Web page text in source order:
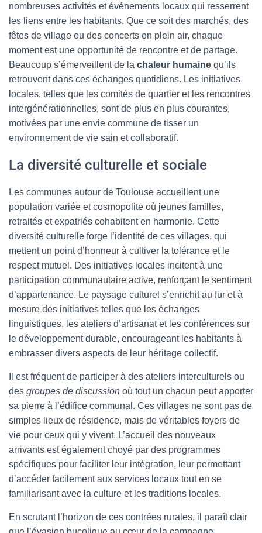
nombreuses activités et événements locaux qui resserrent
les liens entre les habitants. Que ce soit des marchés, des
fêtes de village ou des concerts en plein air, chaque
moment est une opportunité de rencontre et de partage.
Beaucoup s’émerveillent de la chaleur humaine qu’ils
retrouvent dans ces échanges quotidiens. Les initiatives
locales, telles que les comités de quartier et les rencontres
intergénérationnelles, sont de plus en plus courantes,
motivées par une envie commune de tisser un
environnement de vie sain et collaboratif.
La diversité culturelle et sociale
Les communes autour de Toulouse accueillent une
population variée et cosmopolite où jeunes familles,
retraités et expatriés cohabitent en harmonie. Cette
diversité culturelle forge l’identité de ces villages, qui
mettent un point d’honneur à cultiver la tolérance et le
respect mutuel. Des initiatives locales incitent à une
participation communautaire active, renforçant le sentiment
d’appartenance. Le paysage culturel s’enrichit au fur et à
mesure des initiatives telles que les échanges
linguistiques, les ateliers d’artisanat et les conférences sur
le développement durable, encourageant les habitants à
embrasser divers aspects de leur héritage collectif.
Il est fréquent de participer à des ateliers interculturels ou
des groupes de discussion où tout un chacun peut apporter
sa pierre à l’édifice communal. Ces villages ne sont pas de
simples lieux de résidence, mais de véritables foyers de
vie pour ceux qui y vivent. L’accueil des nouveaux
arrivants est également choyé par des programmes
spécifiques pour faciliter leur intégration, leur permettant
d’accéder facilement aux services locaux tout en se
familiarisant avec la culture et les traditions locales.
En scrutant l’horizon de ces contrées rurales, il paraît clair